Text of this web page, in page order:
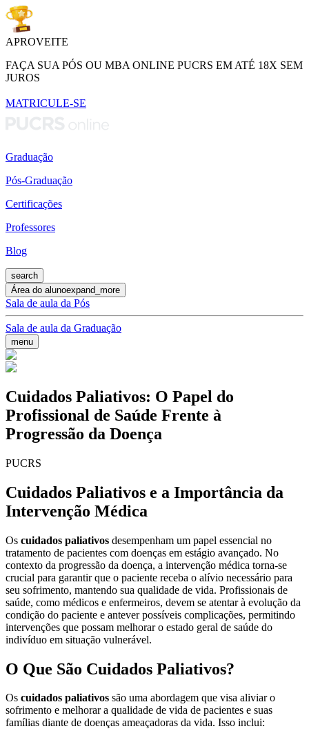
APROVEITE
FAÇA SUA PÓS OU MBA ONLINE PUCRS EM ATÉ 18X SEM
JUROS
MATRICULE-SE
Graduação
Pós-Graduação
Certificações
Professores
Blog
search
Área do alunoexpand_more
Sala de aula da Pós
Sala de aula da Graduação
menu
Cuidados Paliativos: O Papel do
Profissional de Saúde Frente à
Progressão da Doença
PUCRS
Cuidados Paliativos e a Importância da
Intervenção Médica
Os cuidados paliativos desempenham um papel essencial no
tratamento de pacientes com doenças em estágio avançado. No
contexto da progressão da doença, a intervenção médica torna-se
crucial para garantir que o paciente receba o alívio necessário para
seu sofrimento, mantendo sua qualidade de vida. Profissionais de
saúde, como médicos e enfermeiros, devem se atentar à evolução da
condição do paciente e antever possíveis complicações, permitindo
intervenções que possam melhorar o estado geral de saúde do
indivíduo em situação vulnerável.
O Que São Cuidados Paliativos?
Os cuidados paliativos são uma abordagem que visa aliviar o
sofrimento e melhorar a qualidade de vida de pacientes e suas
famílias diante de doenças ameaçadoras da vida. Isso inclui: